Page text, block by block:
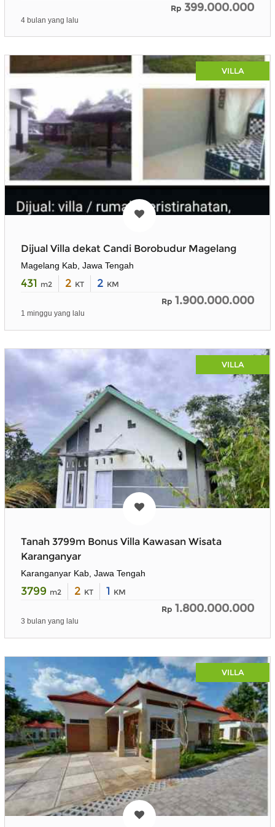
Rp 399.000.000
4 bulan yang lalu
VILLA
Dijual Villa dekat Candi Borobudur Magelang
Magelang Kab, Jawa Tengah
431 m2 2 KT 2 KM
Rp 1.900.000.000
1 minggu yang lalu
VILLA
Tanah 3799m Bonus Villa Kawasan Wisata
Karanganyar
Karanganyar Kab, Jawa Tengah
3799 m2 2 KT 1 KM
Rp 1.800.000.000
3 bulan yang lalu
VILLA